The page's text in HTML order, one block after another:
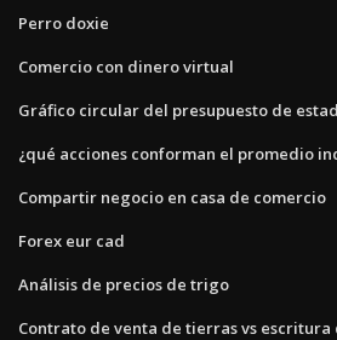
Perro doxie
Comercio con dinero virtual
Gráfico circular del presupuesto de
¿qué acciones conforman el promedio
Compartir negocio en casa de comercio
Forex eur cad
Análisis de precios de trigo
Contrato de venta de tierras vs escritura